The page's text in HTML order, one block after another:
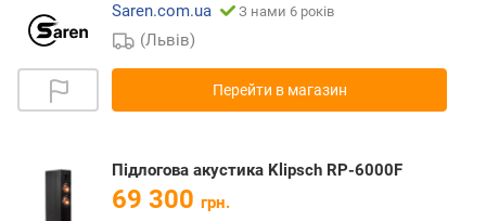
Saren.com.ua
З нами 6 років
(Львів)
Перейти в магазин
Підлогова акустика Klipsch RP-6000F
69 300 грн.